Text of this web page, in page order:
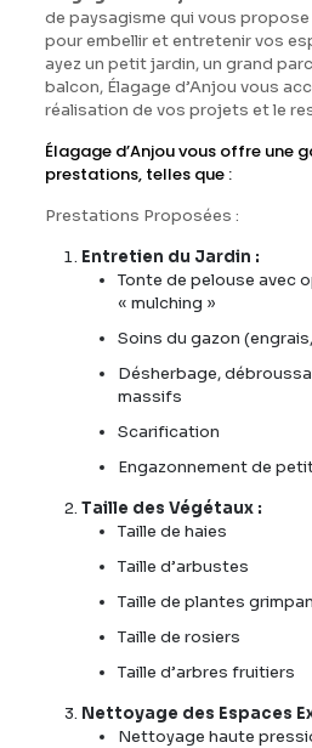
de paysagisme qui vous
pour embellir et entretenir vos
ayez un petit jardin, un grand
balcon, Élagage d’Anjou vous
réalisation de vos projets et le
Élagage d’Anjou vous offre une
prestations, telles que :
Prestations Proposées :
Entretien du Jardin :
Tonte de pelouse avec
« mulching »
Soins du gazon
Désherbage,
massifs
Scarification
Engazonnement de
Taille des Végétaux :
Taille de haies
Taille d’arbustes
Taille de plantes
Taille de rosiers
Taille d’arbres fruitiers
Nettoyage des Espaces
Nettoyage haute